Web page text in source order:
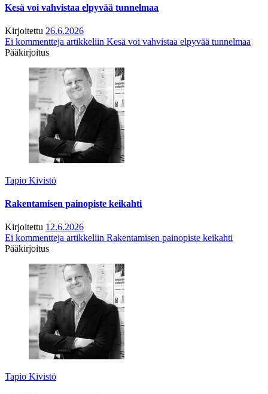
Kesä voi vahvistaa elpyvää tunnelmaa
Kirjoitettu 26.6.2026
Ei kommentteja artikkeliin Kesä voi vahvistaa elpyvää tunnelmaa
Pääkirjoitus
Tapio Kivistö
Rakentamisen painopiste keikahti
Kirjoitettu 12.6.2026
Ei kommentteja artikkeliin Rakentamisen painopiste keikahti
Pääkirjoitus
Tapio Kivistö